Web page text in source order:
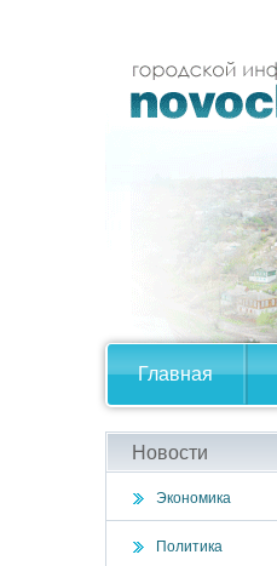
Главная
Новости
Экономика
Политика